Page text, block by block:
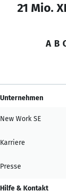
21 Mio.
A B
Unternehmen
New Work SE
Karriere
Presse
Hilfe & Kontakt